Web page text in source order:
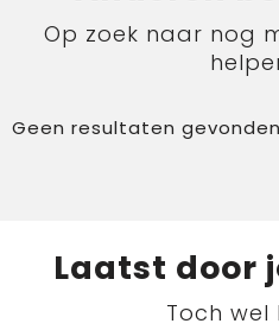
Op zoek naar nog
Geen resultaten
Laatst door
Toch wel